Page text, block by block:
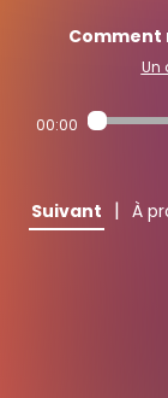
Comment
Un
00:00
Suivant | À